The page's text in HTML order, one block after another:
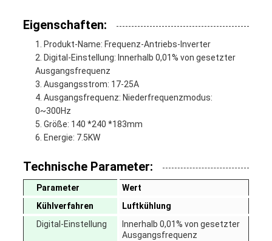
Eigenschaften:
Produkt-Name: Frequenz-Antriebs-Inverter
Digital-Einstellung: Innerhalb 0,01% von gesetzter
Ausgangsfrequenz
Ausgangsstrom: 17-25A
Ausgangsfrequenz: Niederfrequenzmodus:
0~300Hz
Größe: 140 *240 *183mm
Energie: 7.5KW
Technische Parameter:
Parameter
Wert
Kühlverfahren
Luftkühlung
Digital-Einstellung
Innerhalb 0,01% von gesetzter
Ausgangsfrequenz